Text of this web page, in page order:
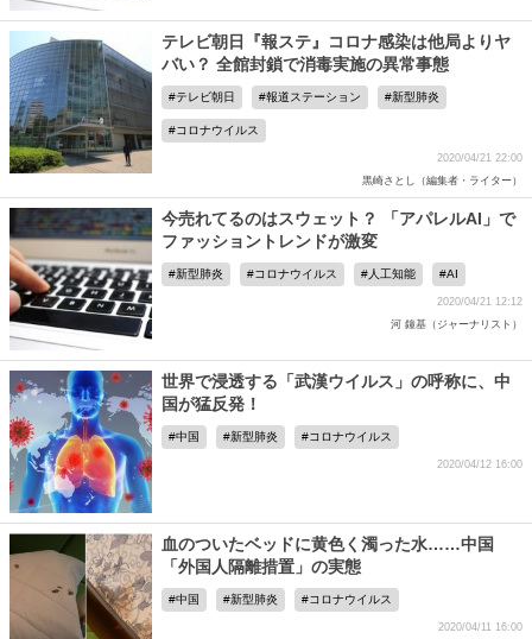
テレビ朝日『報ステ』コロナ感染は他局よりヤ
バい？ 全館封鎖で消毒実施の異常事態
テレビ朝日 報道ステーション 新型肺炎
コロナウイルス
2020/04/21 22:00
黒崎さとし（編集者・ライター）
今売れてるのはスウェット？ 「アパレルAI」で
ファッショントレンドが激変
新型肺炎 コロナウイルス 人工知能 AI
2020/04/21 12:12
河 鐘基（ジャーナリスト）
世界で浸透する「武漢ウイルス」の呼称に、中
国が猛反発！
中国 新型肺炎 コロナウイルス
2020/04/12 16:00
血のついたベッドに黄色く濁った水……中国
「外国人隔離措置」の実態
中国 新型肺炎 コロナウイルス
2020/04/11 16:00